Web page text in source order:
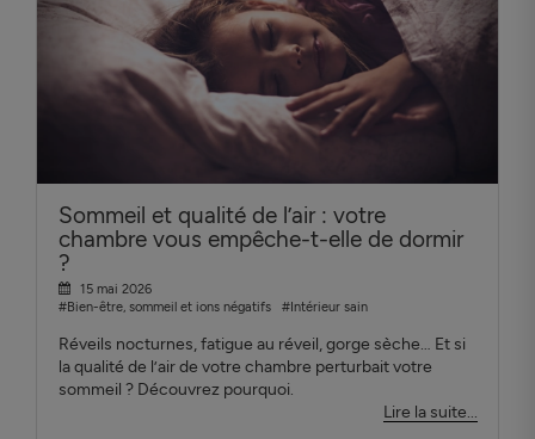
Sommeil et qualité de l’air : votre
chambre vous empêche-t-elle de dormir
?
15 mai 2026
#Bien-être, sommeil et ions négatifs
#Intérieur sain
Réveils nocturnes, fatigue au réveil, gorge sèche… Et si
la qualité de l’air de votre chambre perturbait votre
sommeil ? Découvrez pourquoi.
Lire la suite...